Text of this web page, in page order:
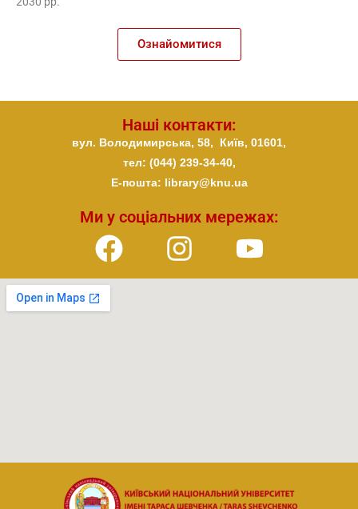
Ознайомитися
Наші контакти:
Ми у соціальних мережах:
вул. Володимирська, 58, Київ, 01601,
тел: (044) 239-34-40,
E-пошта: library@knu.ua